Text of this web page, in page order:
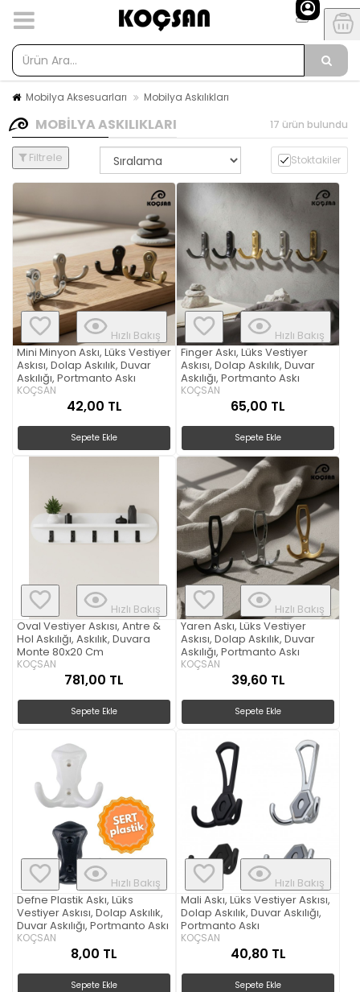
Mobilya Aksesuarları Mobilya Askılıkları
MOBILYA ASKILIKLARI 17 ürün bulundu
Filtrele Stoktakiler
Hızlı Bakış
Mini Minyon Askı, Lüks Vestiyer
Askısı, Dolap Askılık, Duvar
Askılığı, Portmanto Askı
KOÇSAN
42,00 TL
Sepete Ekle
Hızlı Bakış
Finger Askı, Lüks Vestiyer
Askısı, Dolap Askılık, Duvar
Askılığı, Portmanto Askı
KOÇSAN
65,00 TL
Sepete Ekle
Hızlı Bakış
Oval Vestiyer Askısı, Antre &
Hol Askılığı, Askılık, Duvara
Monte 80x20 Cm
KOÇSAN
781,00 TL
Sepete Ekle
Hızlı Bakış
Yaren Askı, Lüks Vestiyer
Askısı, Dolap Askılık, Duvar
Askılığı, Portmanto Askı
KOÇSAN
39,60 TL
Sepete Ekle
Hızlı Bakış
Defne Plastik Askı, Lüks
Vestiyer Askısı, Dolap Askılık,
Duvar Askılığı, Portmanto Askı
KOÇSAN
8,00 TL
Sepete Ekle
Hızlı Bakış
Mali Askı, Lüks Vestiyer Askısı,
Dolap Askılık, Duvar Askılığı,
Portmanto Askı
KOÇSAN
40,80 TL
Sepete Ekle